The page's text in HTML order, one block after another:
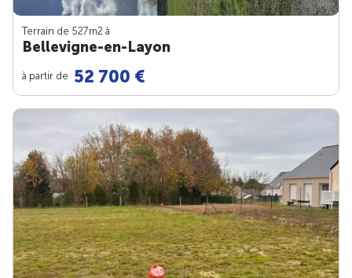
Terrain de 527m2 à
Bellevigne-en-Layon
à partir de 52 700 €